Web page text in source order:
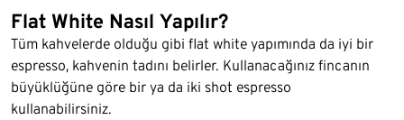
Flat White Nasıl Yapılır?
Tüm kahvelerde olduğu gibi flat white yapımında da iyi bir
espresso, kahvenin tadını belirler. Kullanacağınız fincanın
büyüklüğüne göre bir ya da iki shot espresso
kullanabilirsiniz.